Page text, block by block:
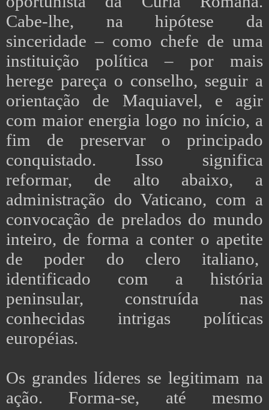
Cabe-lhe, na hipótese da
sinceridade – como chefe de uma
instituição política – por mais
herege pareça o conselho, seguir a
orientação de Maquiavel, e agir
com maior energia logo no início, a
fim de preservar o principado
conquistado. Isso significa
reformar, de alto abaixo, a
administração do Vaticano, com a
convocação de prelados do mundo
inteiro, de forma a conter o apetite
de poder do clero italiano,
identificado com a história
peninsular, construída nas
conhecidas intrigas políticas
européias.
Os grandes líderes se legitimam na
ação. Forma-se, até mesmo